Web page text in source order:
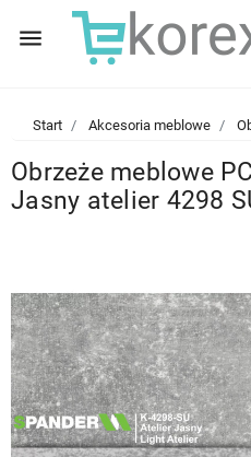
menu
Start Akcesoria meblowe
Obrzeże meblowe
Jasny atelier 4298